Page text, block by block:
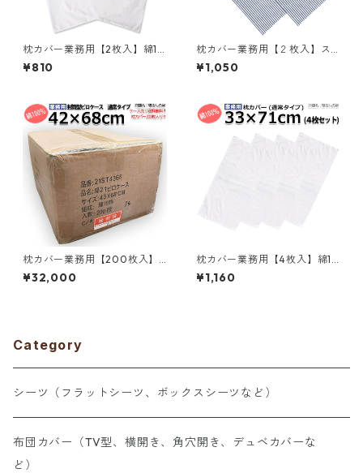
枕カバー業務用【2枚入】綿10
0% 40×68cm 薄手タイプ ピ
ローケース 封筒型 ホワイト 白
泊／367563930
¥810
枕カバー業務用【２枚入】ス
トライプ ピローケース 封筒型
ポリ65% 綿35% 35x70cm 中
ト投函配送）三露産業 ホテル
旅館 民宿 民泊／363570120
¥1,050
枕カバー業務用【200枚入】
綿100% 42×68cm 通常タイプ
ピローケース 封筒型 ホワイト
¥32,000
枕カバー業務用【4枚入】綿10
0% 33×71cm 通常タイプ ピロ
ーケース 封筒型 ホワイト 白
¥1,160
Category
シーツ（フラットシーツ、ボックスシーツなど）
布団カバー（TV型、横開き、角穴開き、デュベカバーな
ど）